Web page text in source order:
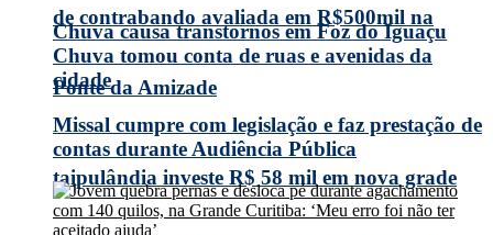
de contrabando avaliada em R$500mil na
Ponte da Amizade
taipulândia investe R$ 58 mil em nova grade
Chuva causa transtornos em Foz do Iguaçu
Chuva tomou conta de ruas e avenidas da
cidade
Missal cumpre com legislação e faz prestação de
contas durante Audiência Pública